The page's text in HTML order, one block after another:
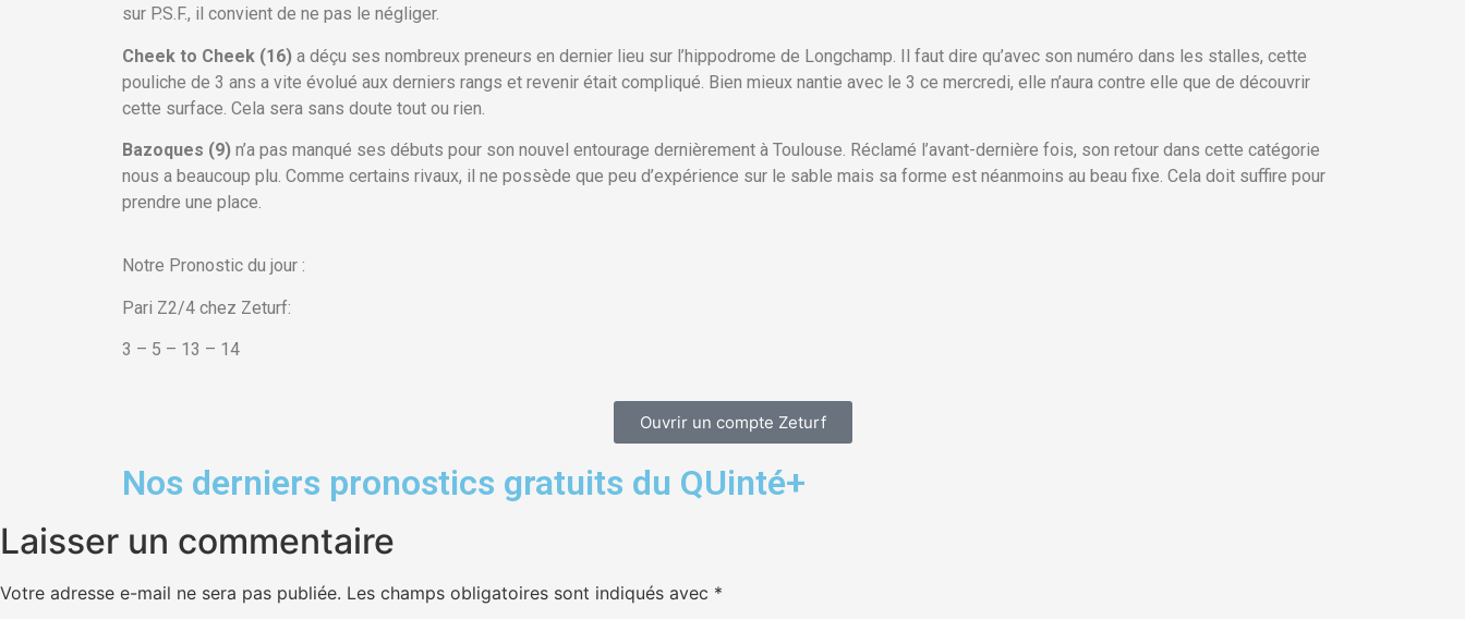
sur P.S.F., il convient de ne pas le négliger.
Cheek to Cheek (16) a déçu ses nombreux preneurs en dernier lieu sur l’hippodrome de Longchamp. Il faut dire qu’avec son numéro dans les stalles, cette
pouliche de 3 ans a vite évolué aux derniers rangs et revenir était compliqué. Bien mieux nantie avec le 3 ce mercredi, elle n’aura contre elle que de découvrir
cette surface. Cela sera sans doute tout ou rien.
Bazoques (9) n’a pas manqué ses débuts pour son nouvel entourage dernièrement à Toulouse. Réclamé l’avant-dernière fois, son retour dans cette catégorie
nous a beaucoup plu. Comme certains rivaux, il ne possède que peu d’expérience sur le sable mais sa forme est néanmoins au beau fixe. Cela doit suffire pour
prendre une place.
Notre Pronostic du jour :
Pari Z2/4 chez Zeturf:
3 – 5 – 13 – 14
Ouvrir un compte Zeturf
Nos derniers pronostics gratuits du QUinté+
Laisser un commentaire
Votre adresse e-mail ne sera pas publiée. Les champs obligatoires sont indiqués avec *